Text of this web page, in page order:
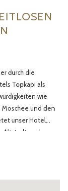
durch die
Topkapi als
wie
Moschee und den
unser Hotel
sodass
und